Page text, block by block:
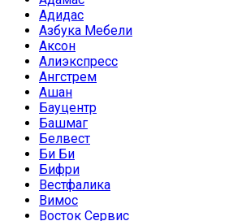
Адидас
Азбука Мебели
Аксон
Алиэкспресс
Ангстрем
Ашан
Бауцентр
Башмаг
Белвест
Би Би
Бифри
Вестфалика
Вимос
Восток Сервис